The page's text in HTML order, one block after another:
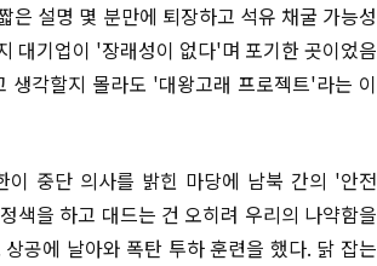
은 설명 몇 분만에 퇴장하고 석유 채굴 가능성
대기업이 '장래성이 없다'며 포기한 곳이었음
각할지 몰라도 '대왕고래 프로젝트'라는 이
중단 의사를 밝힌 마당에 남북 간의 '안전
색을 하고 대드는 건 오히려 우리의 나약함을
공에 날아와 폭탄 투하 훈련을 했다. 닭 잡는